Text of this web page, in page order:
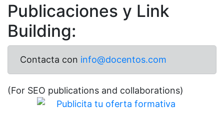
Publicaciones y Link
Building:
Contacta con info@docentos.com
(For SEO publications and collaborations)